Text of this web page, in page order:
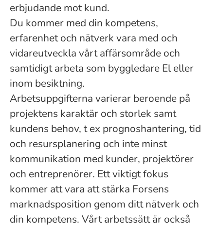
erbjudande mot kund.
Du kommer med din kompetens,
erfarenhet och nätverk vara med och
vidareutveckla vårt affärsområde och
samtidigt arbeta som byggledare El eller
inom besiktning.
Arbetsuppgifterna varierar beroende på
projektens karaktär och storlek samt
kundens behov, t ex prognoshantering, tid
och resursplanering och inte minst
kommunikation med kunder, projektörer
och entreprenörer. Ett viktigt fokus
kommer att vara att stärka Forsens
marknadsposition genom ditt nätverk och
din kompetens. Vårt arbetssätt är också